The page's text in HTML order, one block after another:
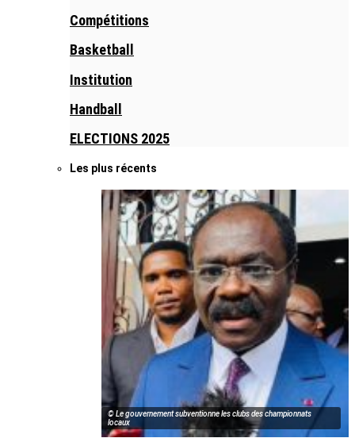
Compétitions
Basketball
Institution
Handball
ELECTIONS 2025
Les plus récents
© Le gouvernement subventionne les clubs des championnats
locaux